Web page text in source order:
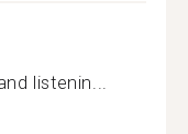
listenin...